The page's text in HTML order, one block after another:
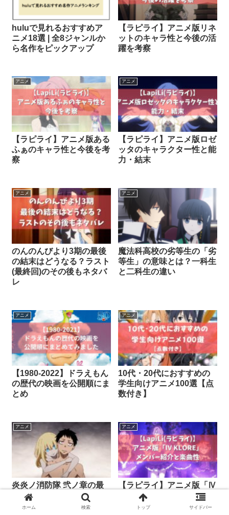
huluで見れるおすすめア
ニメ18選 | 全8ジャンルか
ら名作をピックアップ
【ラピライ】アニメ版リネ
ットのキャラ性と今後の活
躍を考察
アニメ
【ラピライ】アニメ版ある
ふぁのキャラ性と今後を考
察
アニメ
【ラピライ】アニメ版ロゼ
ッタのキャラクター性と能
力・結末
アニメ
のんのんびより3期の最後
の結末はどうなる？ラスト
(最終回)のその後もネタバ
レ
アニメ
魔法科高校の劣等生の「劣
等生」の意味とは？一科生
と二科生の違い
アニメ
【1980-2022】ドラえもん
の歴代の映画を公開順にま
とめ
アニメ
10代・20代におすすめの
学生向けアニメ100選【点
数付き】
アニメ
炎炎ノ消防隊 弐ノ章の最
後の結末を考察 | 新たな
柱、ドッペルゲンガーなど
アニメ
【ラピライ】アニメ版「Ⅳ
KLORE」メンバー紹介と
楽曲性
ホーム 検索 トップ サイドバー